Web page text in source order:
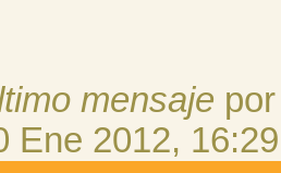
mensaje
Ene 2012, 16:29